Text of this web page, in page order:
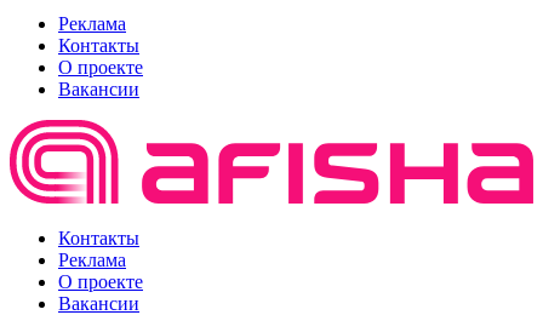
Реклама
Контакты
О проекте
Вакансии
Контакты
Реклама
О проекте
Вакансии